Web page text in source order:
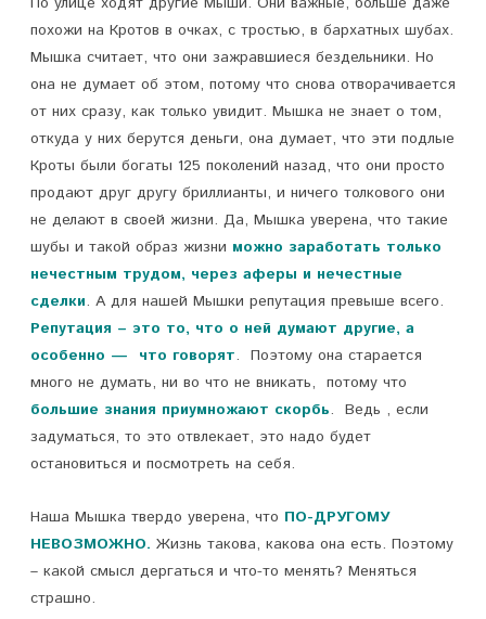
похожи на Кротов в очках, с тростью, в бархатных шубах.
Мышка считает, что они зажравшиеся бездельники. Но
она не думает об этом, потому что снова отворачивается
от них сразу, как только увидит. Мышка не знает о том,
откуда у них берутся деньги, она думает, что эти подлые
Кроты были богаты 125 поколений назад, что они просто
продают друг другу бриллианты, и ничего толкового они
не делают в своей жизни. Да, Мышка уверена, что такие
шубы и такой образ жизни можно заработать только
нечестным трудом, через аферы и нечестные
сделки. А для нашей Мышки репутация превыше всего.
Репутация – это то, что о ней думают другие, а
особенно — что говорят. Поэтому она старается
много не думать, ни во что не вникать, потому что
большие знания приумножают скорбь. Ведь , если
задуматься, то это отвлекает, это надо будет
остановиться и посмотреть на себя.
Наша Мышка твердо уверена, что ПО-ДРУГОМУ
НЕВОЗМОЖНО. Жизнь такова, какова она есть. Поэтому
– какой смысл дергаться и что-то менять? Меняться
страшно.